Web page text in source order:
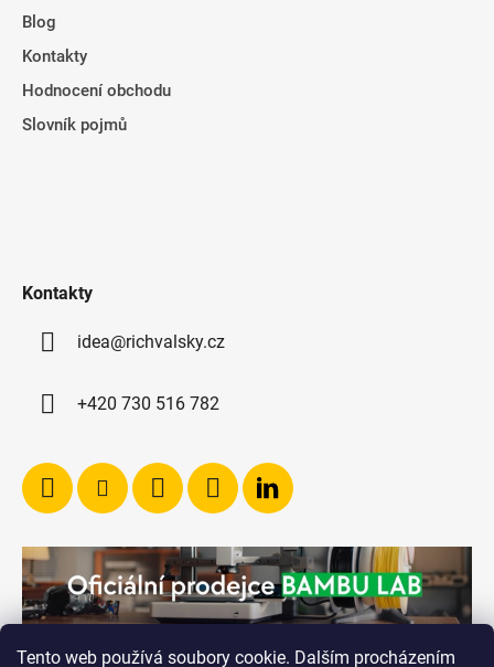
Tento web používá soubory cookie. Dalším procházením
Blog
Kontakty
Hodnocení obchodu
Slovník pojmů
Kontakty
idea@richvalsky.cz
+420 730 516 782